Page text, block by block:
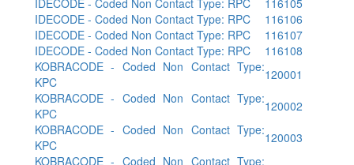
IDECODE - Coded Non Contact Type: RPC
116106
IDECODE - Coded Non Contact Type: RPC
116107
IDECODE - Coded Non Contact Type: RPC
116108
KOBRACODE - Coded Non Contact Type:
KPC
120001
KOBRACODE - Coded Non Contact Type:
KPC
120002
KOBRACODE - Coded Non Contact Type:
KPC
120003
KOBRACODE - Coded Non Contact Type: